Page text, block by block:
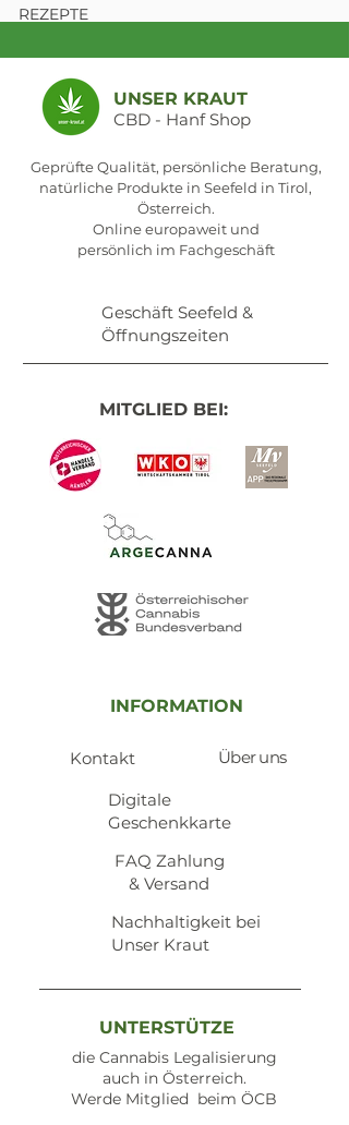
REZEPTE
UNSER KRAUT
CBD - Hanf Shop
Geprüfte Qualität, persönliche Beratung,
natürliche Produkte in Seefeld in Tirol,
Österreich.
Online europaweit und
persönlich im Fachgeschäft
Geschäft Seefeld &
Öffnungszeiten
MITGLIED BEI:
INFORMATION
Kontakt Über uns
​Digitale
Geschenkkarte
​FAQ Zahlung
& Versand
Nachhaltigkeit bei
Unser Kraut
UNTERSTÜTZE
die Cannabis Legalisierung
auch in Österreich.
Werde Mitglied beim ÖCB